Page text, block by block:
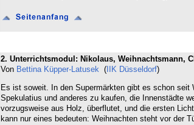
2. Unterrichtsmodul: Nikolaus, Weihnachtsmann,
Von Bettina Küpper-Latusek (IIK Düsseldorf)
Es ist soweit. In den Supermärkten gibt es schon seit
Spekulatius und anderes zu kaufen, die Innenstädte
vorzugsweise aus Holz, überflutet, und die ersten
kann nur eines bedeuten: Weihnachten steht vor der